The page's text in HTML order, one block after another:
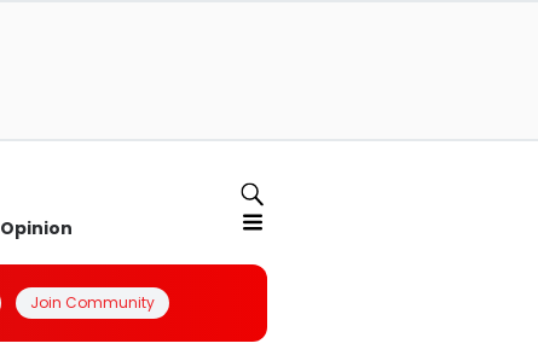
Opinion
Join Community